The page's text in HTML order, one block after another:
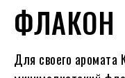
ФЛАКОН
Для своего аромата